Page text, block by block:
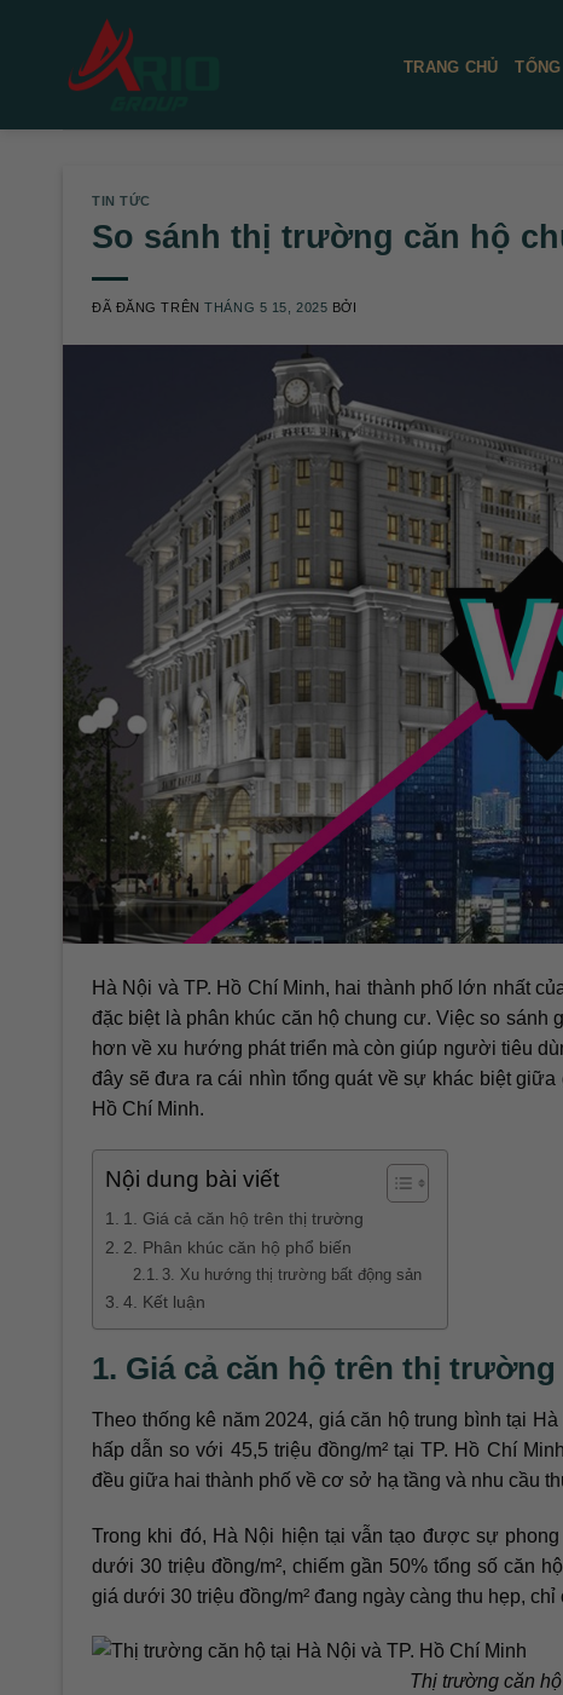
TRANG CHỦ
TIN TỨC
So sánh thị trường căn hộ
ĐÃ ĐĂNG TRÊNTHÁNG 5 15, 2025 BỞI
Hà Nội và TP. Hồ Chí Minh, hai thành phố lớn nhất
đặc biệt là phân khúc căn hộ chung cư. Việc so
hơn về xu hướng phát triển mà còn giúp người tiêu
đây sẽ đưa ra cái nhìn tổng quát về sự khác biệt
Hồ Chí Minh.
Nội dung bài viết
1. Giá cả căn hộ trên thị trường
2. Phân khúc căn hộ phổ biến
3. Xu hướng thị trường bất động sản
4. Kết luận
1. Giá cả căn hộ trên thị trường
Theo thống kê năm 2024, giá căn hộ trung bình tại
hấp dẫn so với 45,5 triệu đồng/m² tại TP. Hồ Chí
đều giữa hai thành phố về cơ sở hạ tầng và nhu cầu
Trong khi đó, Hà Nội hiện tại vẫn tạo được sự
dưới 30 triệu đồng/m², chiếm gần 50% tổng số căn
giá dưới 30 triệu đồng/m² đang ngày càng thu hẹp,
Thị trường căn